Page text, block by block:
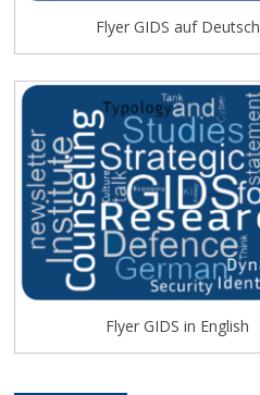
Flyer GIDS auf Deutsch
Flyer GIDS in English